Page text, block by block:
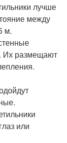
лучше
между
м.
Их размещают
или